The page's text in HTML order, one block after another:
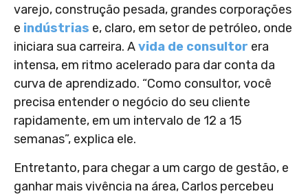
varejo, construção pesada, grandes corporações
e indústrias e, claro, em setor de petróleo, onde
iniciara sua carreira. Avida de consultor era
intensa, em ritmo acelerado para dar conta da
curva de aprendizado. “Como consultor, você
precisa entender o negócio do seu cliente
rapidamente, em um intervalo de 12 a 15
semanas”, explica ele.
Entretanto, para chegar a um cargo de gestão, e
ganhar mais vivência na área, Carlos percebeu